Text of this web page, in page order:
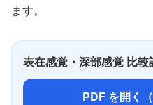
ます。
表在感覚・深部感覚 比較
PDF を開く